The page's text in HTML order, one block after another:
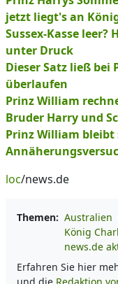
jetzt liegt's an
Sussex-Kasse
unter Druck
Dieser Satz ließ bei
überlaufen
Prinz William
Bruder Harry und
Prinz William bleibt
loc/news.de
Themen: Australien
König
news.de
Erfahren Sie hier